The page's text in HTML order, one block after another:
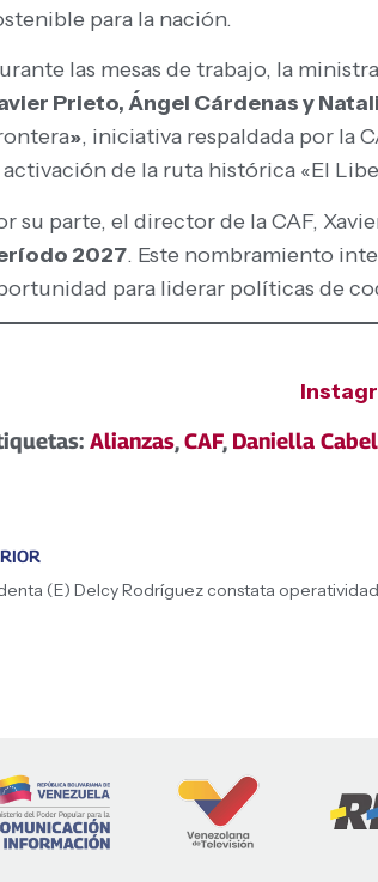
para la nación.
las mesas de trabajo, la
Prieto, Ángel Cárdenas y
», iniciativa respaldada por la
activación de la ruta histórica «El
su parte, el director de la CAF,
2027. Este nombramiento
para liderar políticas de
Alianzas,CAF, Daniella